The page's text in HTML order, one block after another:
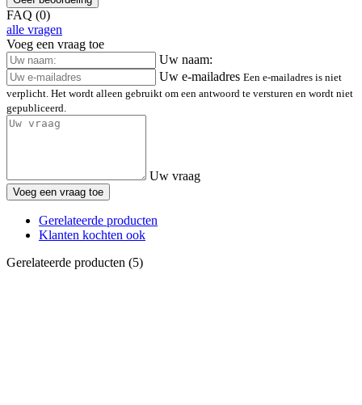
FAQ (0)
alle vragen
Voeg een vraag toe
Uw naam:
Uw e-mailadres Een e-mailadres is niet
verplicht. Het wordt alleen gebruikt om een antwoord te versturen en wordt niet
gepubliceerd.
Uw vraag
Voeg een vraag toe
Gerelateerde producten
Klanten kochten ook
Gerelateerde producten (5)